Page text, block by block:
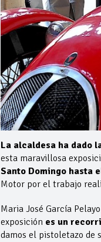
La alcaldesa ha dado
esta maravillosa
Santo Domingo hasta
Motor por el trabajo
Maria José García
exposición es un
damos el pistoletazo de